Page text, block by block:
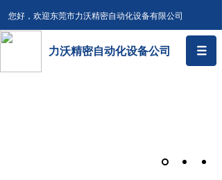
您好，欢迎东莞市力沃精密自动化设备有限公司
力沃精密自动化设备公司